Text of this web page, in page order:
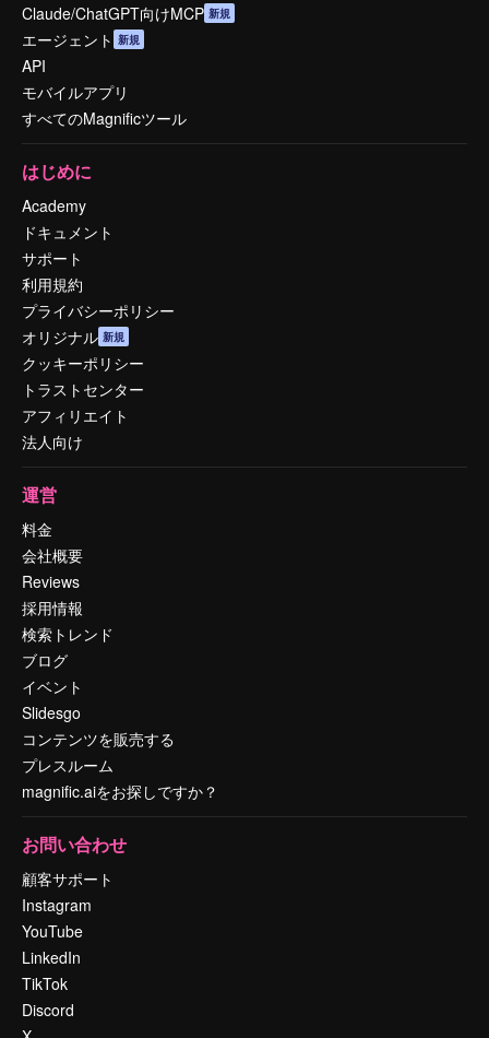
Claude/ChatGPT向けMCP 新規
エージェント 新規
API
モバイルアプリ
すべてのMagnificツール
はじめに
Academy
ドキュメント
サポート
利用規約
プライバシーポリシー
オリジナル 新規
クッキーポリシー
トラストセンター
アフィリエイト
法人向け
運営
料金
会社概要
Reviews
採用情報
検索トレンド
ブログ
イベント
Slidesgo
コンテンツを販売する
プレスルーム
magnific.aiをお探しですか？
お問い合わせ
顧客サポート
Instagram
YouTube
LinkedIn
TikTok
Discord